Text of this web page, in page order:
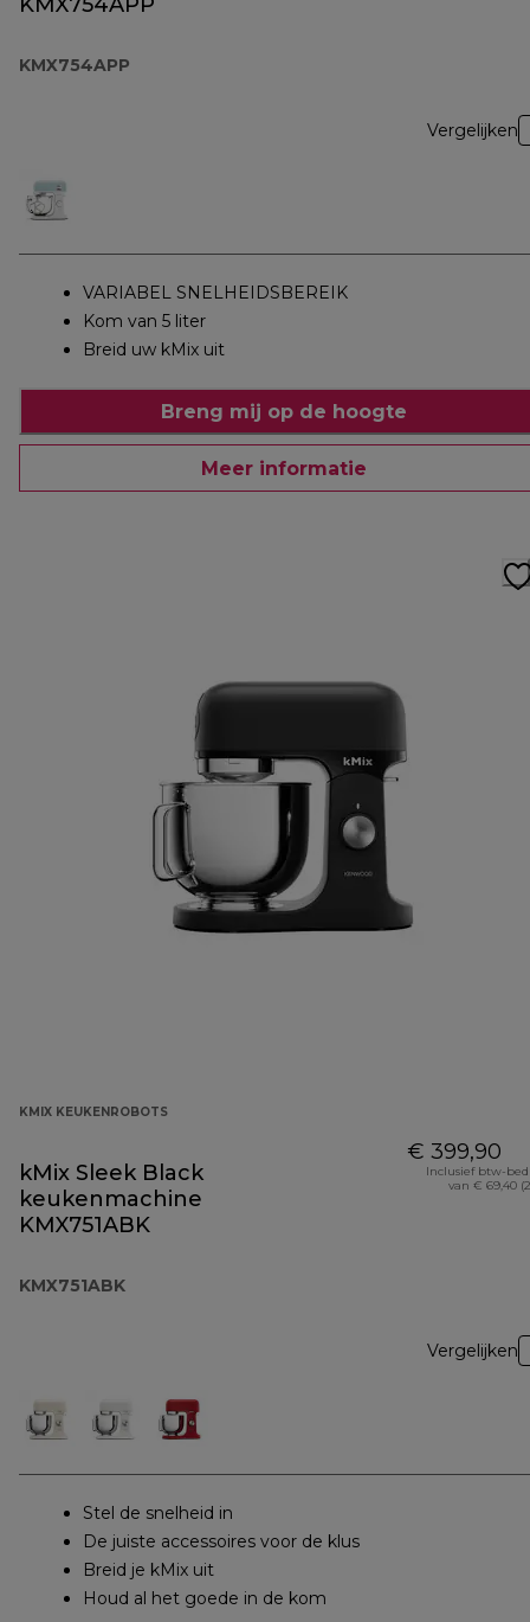
KMX754APP
KMX754APP
Vergelijken
VARIABEL SNELHEIDSBEREIK
Kom van 5 liter
Breid uw kMix uit
Breng mij op de hoogte
Meer informatie
KMIX KEUKENROBOTS
kMix Sleek Black
keukenmachine
KMX751ABK
KMX751ABK
€ 399,90
Inclusief btw-
van € 69,40
Vergelijken
Stel de snelheid in
De juiste accessoires voor de klus
Breid je kMix uit
Houd al het goede in de kom